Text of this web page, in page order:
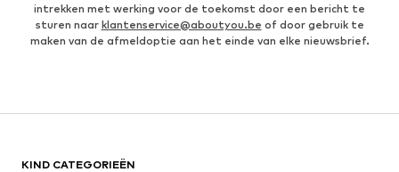
intrekken met werking voor de toekomst door een bericht te
sturen naar klantenservice@aboutyou.be of door gebruik te
maken van de afmeldoptie aan het einde van elke nieuwsbrief.
KIND CATEGORIEËN